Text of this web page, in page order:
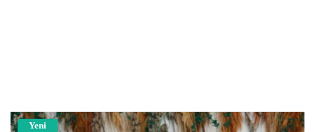
Yeni